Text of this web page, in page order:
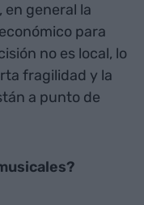
general la
para
no es local, lo
fragilidad y la
a punto de